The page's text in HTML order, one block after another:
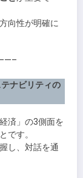
向性が明確に
ナビリティの
済」の3側面を
です。
し、対話を通